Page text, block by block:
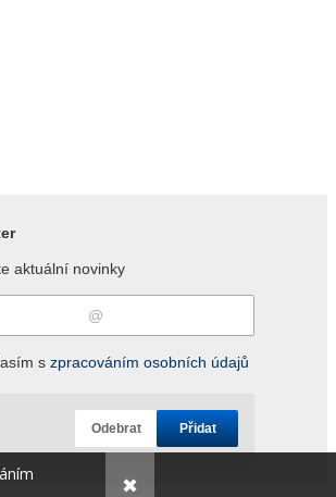
aktuální novinky
s zpracováním osobních údajů
Odebrat Přidat
✖